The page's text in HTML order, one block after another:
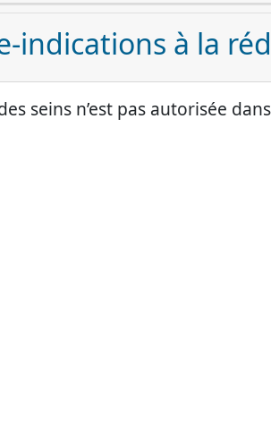
indications à la
seins n’est pas autorisée